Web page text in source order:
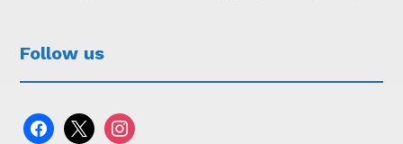
Follow us
facebook
x instagram